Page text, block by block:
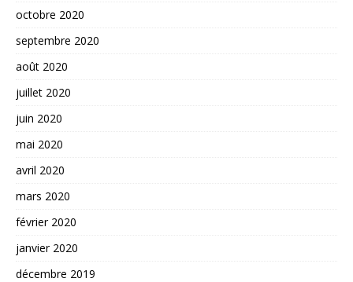
octobre 2020
septembre 2020
août 2020
juillet 2020
juin 2020
mai 2020
avril 2020
mars 2020
février 2020
janvier 2020
décembre 2019